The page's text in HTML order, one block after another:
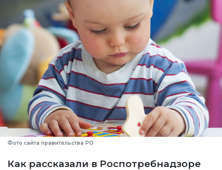
Фото сайта правительства РО
Как рассказали в Роспотребнадзоре